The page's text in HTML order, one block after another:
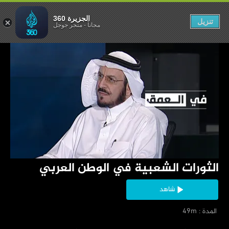
‏الثورات الشعبية في الوطن العربي
شاهد
‏ المدة : 49m
الوطن العربي
الجزيرة 360
مجاناً-متجر جوجل تنزيل